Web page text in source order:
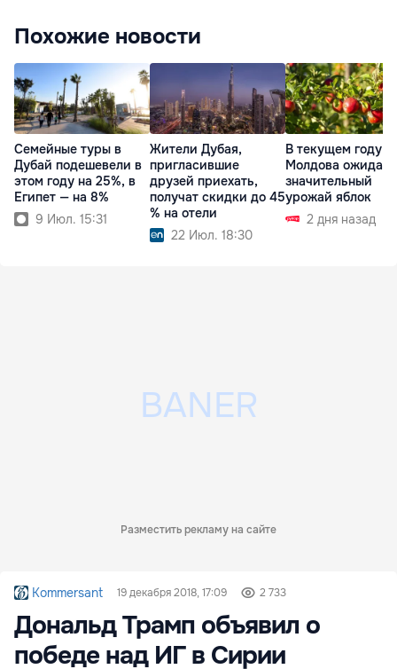
Похожие новости
Семейные туры в
Дубай подешевели в
этом году на 25%, в
Египет — на 8%
9 Июл. 15:31
Жители Дубая,
пригласившие
друзей приехать,
получат скидки до 45
% на отели
22 Июл. 18:30
В текущем году
Молдова ожидает
значительный
урожай яблок
2 дня назад
Разместить рекламу на сайте
Kommersant 19 декабря 2018, 17:09 2 733
Дональд Трамп объявил о
победе над ИГ в Сирии